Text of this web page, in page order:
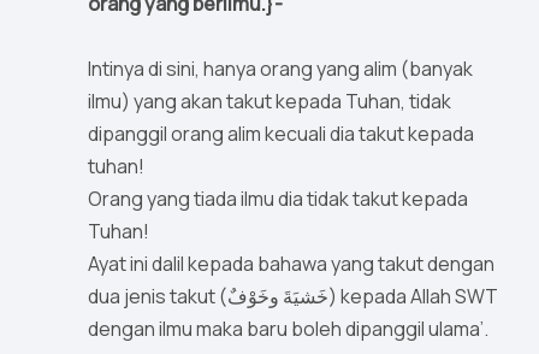
Intinya di sini, hanya orang yang alim (banyak
ilmu) yang akan takut kepada Tuhan, tidak
dipanggil orang alim kecuali dia takut kepada
tuhan!
Orang yang tiada ilmu dia tidak takut kepada
Tuhan!
Ayat ini dalil kepada bahawa yang takut dengan
dua jenis takut (خَشيَةَ وخَوْفٌ) kepada Allah SWT
dengan ilmu maka baru boleh dipanggil ulama’.